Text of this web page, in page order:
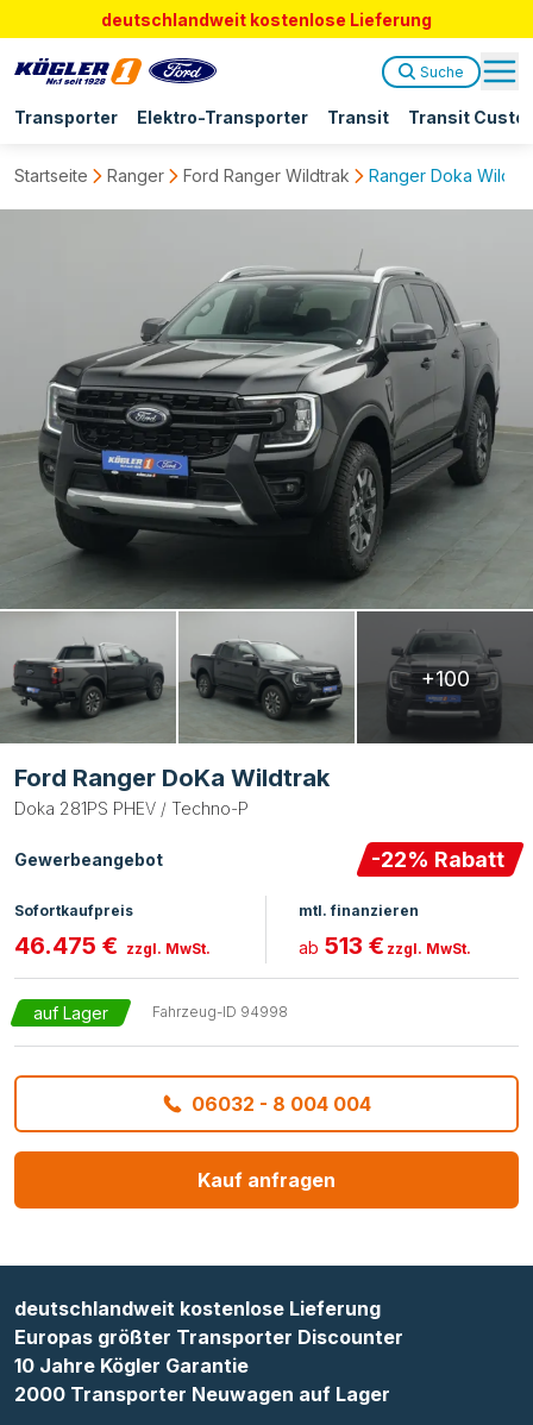
deutschlandweit kostenlose Lieferung
Transporter Elektro-Transporter Transit Transit
Suche
Startseite Ranger Ford Ranger Wildtrak Ranger Doka
+100
Ford Ranger DoKa Wildtrak
Doka 281PS PHEV / Techno-P
Gewerbeangebot -22% Rabatt
Sofortkaufpreis
46.475 € zzgl. MwSt.
mtl. finanzieren
ab 513 € zzgl. MwSt.
auf Lager Fahrzeug-ID 94998
06032 - 8 004 004
Kauf anfragen
deutschlandweit kostenlose Lieferung
Europas größter Transporter Discounter
10 Jahre Kögler Garantie
2000 Transporter Neuwagen auf Lager